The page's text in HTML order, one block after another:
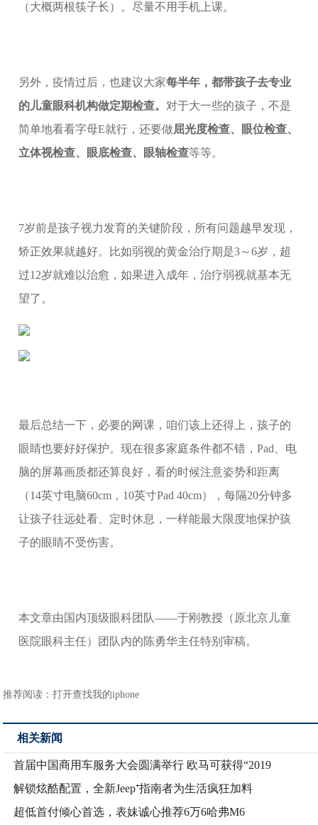
（大概两根筷子长）。尽量不用手机上课。
另外，疫情过后，也建议大家每半年，都带孩子去专业
的儿童眼科机构做定期检查。 对于大一些的孩子，不是
简单地看看字母E就行，还要做屈光度检查、眼位检查、
立体视检查、眼底检查、眼轴检查等等。
7岁前是孩子视力发育的关键阶段，所有问题越早发现，
矫正效果就越好。比如弱视的黄金治疗期是3～6岁，超
过12岁就难以治愈，如果进入成年，治疗弱视就基本无
望了。
最后总结一下，必要的网课，咱们该上还得上，孩子的
眼睛也要好好保护。现在很多家庭条件都不错，Pad、电
脑的屏幕画质都还算良好，看的时候注意姿势和距离
（14英寸电脑60cm，10英寸Pad 40cm），每隔20分钟多
让孩子往远处看、定时休息，一样能最大限度地保护孩
子的眼睛不受伤害。
本文章由国内顶级眼科团队——于刚教授（原北京儿童
医院眼科主任）团队内的陈勇华主任特别审稿。
推荐阅读：打开查找我的iphone
相关新闻
首届中国商用车服务大会圆满举行 欧马可获得“2019
解锁炫酷配置，全新Jeep⁺指南者为生活疯狂加料
超低首付倾心首选，表妹诚心推荐6万6哈弗M6